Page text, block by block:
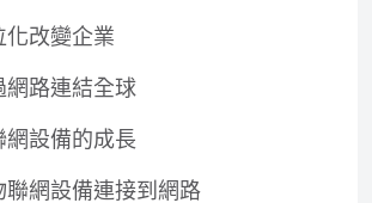
化改變企業
網路連結全球
網設備的成長
聯網設備連接到網路